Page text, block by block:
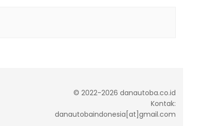
© 2022-2026 danautoba.co.id
Kontak:
danautobaindonesia[at]gmail.com